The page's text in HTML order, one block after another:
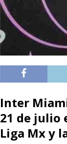
Inter
21 de julio
Liga Mx y